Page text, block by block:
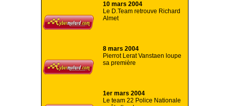
10 mars 2004
Le D.Team retrouve Richard
Almet
8 mars 2004
Pierrot Lerat Vanstaen loupe
sa première
1er mars 2004
Le team 22 Police Nationale